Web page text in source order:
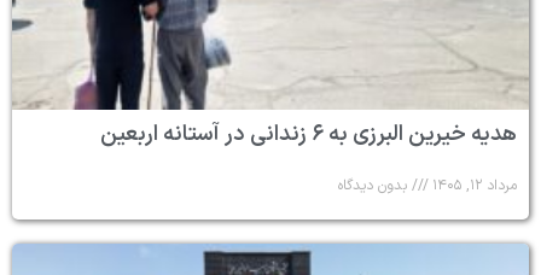
هدیه خیرین البرزی به ۶ زندانی در آستانه اربعین
مرداد ۱۲, ۱۴۰۵ بدون دیدگاه